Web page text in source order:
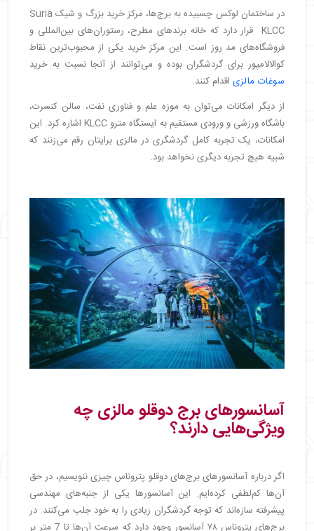
در ساختمان لوکس چسبیده به برج‌ها، مرکز خرید بزرگ و شیک Suria
KLCC قرار دارد که خانه برندهای مطرح، رستوران‌های بین‌المللی و
فروشگاه‌های مد روز است. این مرکز خرید یکی از محبوب‌ترین نقاط
کوالالامپور برای گردشگران بوده و می‌توانند از آنجا نسبت به خرید
سوغات مالزی اقدام کنند.
از دیگر امکانات می‌توان به موزه علم و فناوری نفت، سالن کنسرت،
باشگاه ورزشی و ورودی مستقیم به ایستگاه مترو KLCC اشاره کرد. این
امکانات، یک تجربه کامل گردشگری در مالزی برایتان رقم می‌زنند که
شبیه هیچ تجربه دیگری نخواهد بود.
آسانسورهای برج دوقلو مالزی چه
ویژگی‌هایی دارند؟
اگر درباره آسانسورهای برج‌های دوقلو پتروناس چیزی ننویسیم، در حق
آن‌ها کم‌لطفی کرده‌ایم. این آسانسورها یکی از جنبه‌های مهندسی
پیشرفته سازه‌اند که توجه گردشگران زیادی را به خود جلب می‌کنند. در
برج‌های پتروناس ۷۸ آسانسور وجود دارد که سرعت آن‌ها تا 7 متر بر